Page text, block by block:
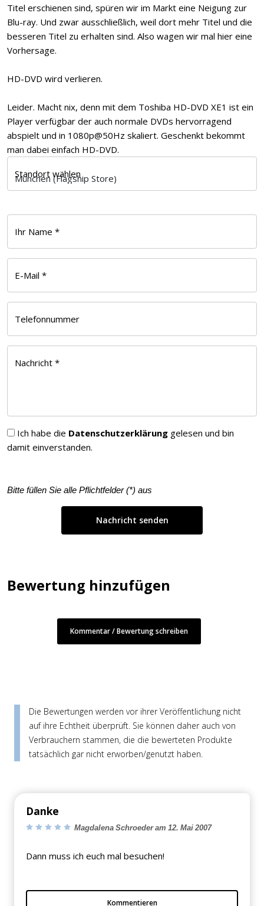
Titel erschienen sind, spüren wir im Markt eine Neigung zur
Blu-ray. Und zwar ausschließlich, weil dort mehr Titel und die
besseren Titel zu erhalten sind. Also wagen wir mal hier eine
Vorhersage.
HD-DVD wird verlieren.
Leider. Macht nix, denn mit dem Toshiba HD-DVD XE1 ist ein
Player verfügbar der auch normale DVDs hervorragend
abspielt und in 1080p@50Hz skaliert. Geschenkt bekommt
man dabei einfach HD-DVD.
Standort wählen
Ihr Name *
E-Mail *
Telefonnummer
Nachricht *
Ich habe die Datenschutzerklärung gelesen und bin
damit einverstanden.
Bitte füllen Sie alle Pflichtfelder (*) aus
Bewertung hinzufügen
Kommentar / Bewertung schreiben
Die Bewertungen werden vor ihrer Veröffentlichung nicht
auf ihre Echtheit überprüft. Sie können daher auch von
Verbrauchern stammen, die die bewerteten Produkte
tatsächlich gar nicht erworben/genutzt haben.
Danke
Magdalena Schroeder am 12. Mai 2007
Dann muss ich euch mal besuchen!
Kommentieren